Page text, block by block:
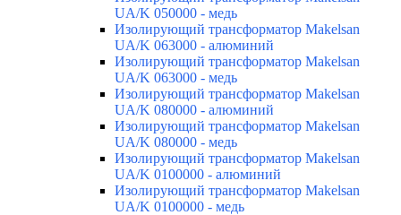
UA/K 050000 - медь
Изолирующий трансформатор Makelsan
UA/K 063000 - алюминий
Изолирующий трансформатор Makelsan
UA/K 063000 - медь
Изолирующий трансформатор Makelsan
UA/K 080000 - алюминий
Изолирующий трансформатор Makelsan
UA/K 080000 - медь
Изолирующий трансформатор Makelsan
UA/K 0100000 - алюминий
Изолирующий трансформатор Makelsan
UA/K 0100000 - медь